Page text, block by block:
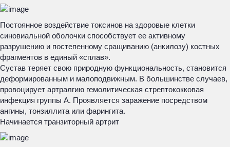
Постоянное воздействие токсинов на здоровые клетки
синовиальной оболочки способствует ее активному
разрушению и постепенному сращиванию (анкилозу) костных
фрагментов в единый «сплав».
Сустав теряет свою природную функциональность, становится
деформированным и малоподвижным. В большинстве случаев,
провоцирует артралгию гемолитическая стрептококковая
инфекция группы А. Проявляется заражение посредством
ангины, тонзиллита или фарингита.
Начинается транзиторный артрит